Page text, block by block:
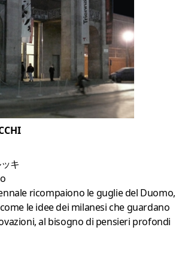
キ
ricompaiono le guglie del Duomo,
le idee dei milanesi che guardano
al bisogno di pensieri profondi